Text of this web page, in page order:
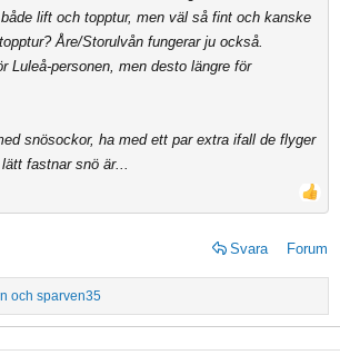
lift och topptur, men väl så fint och kanske
Åre/Storulvån fungerar ju också.
Luleå-personen, men desto längre för
snösockor, ha med ett par extra ifall de flyger
fastnar snö är...
Svara Forum
och sparven35